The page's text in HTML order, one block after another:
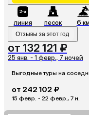
линия песок 6 км
Отзывы за этот год
от 132 121 ₽
25 янв. - 1 февр., 7 ночей
Выгодные туры на
от 242 102 ₽
15 февр. - 22 февр., 7 н.